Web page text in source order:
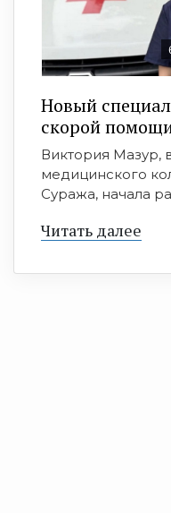
Новый
скорой
Виктория Мазур,
медицинского
Суража, начала
Читать далее